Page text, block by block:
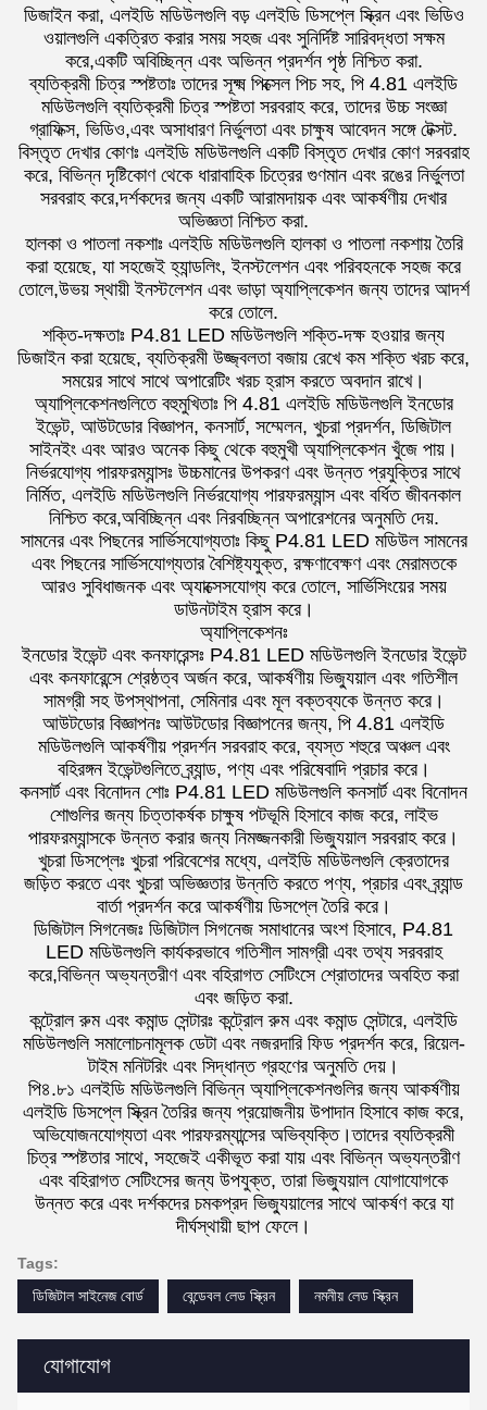
যোগাযোগ
ডিজাইন করা, এলইডি মডিউলগুলি বড় এলইডি ডিসপ্লে স্ক্রিন এবং ভিডিও
ওয়ালগুলি একত্রিত করার সময় সহজ এবং সুনির্দিষ্ট সারিবদ্ধতা সক্ষম
করে,একটি অবিচ্ছিন্ন এবং অভিন্ন প্রদর্শন পৃষ্ঠ নিশ্চিত করা.
ব্যতিক্রমী চিত্র স্পষ্টতাঃ তাদের সূক্ষ্ম পিক্সেল পিচ সহ, পি 4.81 এলইডি
মডিউলগুলি ব্যতিক্রমী চিত্র স্পষ্টতা সরবরাহ করে, তাদের উচ্চ সংজ্ঞা
গ্রাফিক্স, ভিডিও,এবং অসাধারণ নির্ভুলতা এবং চাক্ষুষ আবেদন সঙ্গে টেক্সট.
বিস্তৃত দেখার কোণঃ এলইডি মডিউলগুলি একটি বিস্তৃত দেখার কোণ সরবরাহ
করে, বিভিন্ন দৃষ্টিকোণ থেকে ধারাবাহিক চিত্রের গুণমান এবং রঙের নির্ভুলতা
সরবরাহ করে,দর্শকদের জন্য একটি আরামদায়ক এবং আকর্ষণীয় দেখার
অভিজ্ঞতা নিশ্চিত করা.
হালকা ও পাতলা নকশাঃ এলইডি মডিউলগুলি হালকা ও পাতলা নকশায় তৈরি
করা হয়েছে, যা সহজেই হ্যান্ডলিং, ইনস্টলেশন এবং পরিবহনকে সহজ করে
তোলে,উভয় স্থায়ী ইনস্টলেশন এবং ভাড়া অ্যাপ্লিকেশন জন্য তাদের আদর্শ
করে তোলে.
শক্তি-দক্ষতাঃ P4.81 LED মডিউলগুলি শক্তি-দক্ষ হওয়ার জন্য
ডিজাইন করা হয়েছে, ব্যতিক্রমী উজ্জ্বলতা বজায় রেখে কম শক্তি খরচ করে,
সময়ের সাথে সাথে অপারেটিং খরচ হ্রাস করতে অবদান রাখে।
অ্যাপ্লিকেশনগুলিতে বহুমুখিতাঃ পি 4.81 এলইডি মডিউলগুলি ইনডোর
ইভেন্ট, আউটডোর বিজ্ঞাপন, কনসার্ট, সম্মেলন, খুচরা প্রদর্শন, ডিজিটাল
সাইনইং এবং আরও অনেক কিছু থেকে বহুমুখী অ্যাপ্লিকেশন খুঁজে পায়।
নির্ভরযোগ্য পারফরম্যান্সঃ উচ্চমানের উপকরণ এবং উন্নত প্রযুক্তির সাথে
নির্মিত, এলইডি মডিউলগুলি নির্ভরযোগ্য পারফরম্যান্স এবং বর্ধিত জীবনকাল
নিশ্চিত করে,অবিচ্ছিন্ন এবং নিরবচ্ছিন্ন অপারেশনের অনুমতি দেয়.
সামনের এবং পিছনের সার্ভিসযোগ্যতাঃ কিছু P4.81 LED মডিউল সামনের
এবং পিছনের সার্ভিসযোগ্যতার বৈশিষ্ট্যযুক্ত, রক্ষণাবেক্ষণ এবং মেরামতকে
আরও সুবিধাজনক এবং অ্যাক্সেসযোগ্য করে তোলে, সার্ভিসিংয়ের সময়
ডাউনটাইম হ্রাস করে।
অ্যাপ্লিকেশনঃ
ইনডোর ইভেন্ট এবং কনফারেন্সঃ P4.81 LED মডিউলগুলি ইনডোর ইভেন্ট
এবং কনফারেন্সে শ্রেষ্ঠত্ব অর্জন করে, আকর্ষণীয় ভিজ্যুয়াল এবং গতিশীল
সামগ্রী সহ উপস্থাপনা, সেমিনার এবং মূল বক্তব্যকে উন্নত করে।
আউটডোর বিজ্ঞাপনঃ আউটডোর বিজ্ঞাপনের জন্য, পি 4.81 এলইডি
মডিউলগুলি আকর্ষণীয় প্রদর্শন সরবরাহ করে, ব্যস্ত শহুরে অঞ্চল এবং
বহিরঙ্গন ইভেন্টগুলিতে ব্র্যান্ড, পণ্য এবং পরিষেবাদি প্রচার করে।
কনসার্ট এবং বিনোদন শোঃ P4.81 LED মডিউলগুলি কনসার্ট এবং বিনোদন
শোগুলির জন্য চিত্তাকর্ষক চাক্ষুষ পটভূমি হিসাবে কাজ করে, লাইভ
পারফরম্যান্সকে উন্নত করার জন্য নিমজ্জনকারী ভিজ্যুয়াল সরবরাহ করে।
খুচরা ডিসপ্লেঃ খুচরা পরিবেশের মধ্যে, এলইডি মডিউলগুলি ক্রেতাদের
জড়িত করতে এবং খুচরা অভিজ্ঞতার উন্নতি করতে পণ্য, প্রচার এবং ব্র্যান্ড
বার্তা প্রদর্শন করে আকর্ষণীয় ডিসপ্লে তৈরি করে।
ডিজিটাল সিগনেজঃ ডিজিটাল সিগনেজ সমাধানের অংশ হিসাবে, P4.81
LED মডিউলগুলি কার্যকরভাবে গতিশীল সামগ্রী এবং তথ্য সরবরাহ
করে,বিভিন্ন অভ্যন্তরীণ এবং বহিরাগত সেটিংসে শ্রোতাদের অবহিত করা
এবং জড়িত করা.
কন্ট্রোল রুম এবং কমান্ড সেন্টারঃ কন্ট্রোল রুম এবং কমান্ড সেন্টারে, এলইডি
মডিউলগুলি সমালোচনামূলক ডেটা এবং নজরদারি ফিড প্রদর্শন করে, রিয়েল-
টাইম মনিটরিং এবং সিদ্ধান্ত গ্রহণের অনুমতি দেয়।
পি৪.৮১ এলইডি মডিউলগুলি বিভিন্ন অ্যাপ্লিকেশনগুলির জন্য আকর্ষণীয়
এলইডি ডিসপ্লে স্ক্রিন তৈরির জন্য প্রয়োজনীয় উপাদান হিসাবে কাজ করে,
অভিযোজনযোগ্যতা এবং পারফরম্যান্সের অভিব্যক্তি।তাদের ব্যতিক্রমী
চিত্র স্পষ্টতার সাথে, সহজেই একীভূত করা যায় এবং বিভিন্ন অভ্যন্তরীণ
এবং বহিরাগত সেটিংসের জন্য উপযুক্ত, তারা ভিজ্যুয়াল যোগাযোগকে
উন্নত করে এবং দর্শকদের চমকপ্রদ ভিজ্যুয়ালের সাথে আকর্ষণ করে যা
দীর্ঘস্থায়ী ছাপ ফেলে।
Tags:
ডিজিটাল সাইনেজ বোর্ড
বেন্ডেবল লেড স্ক্রিন নমনীয় লেড স্ক্রিন